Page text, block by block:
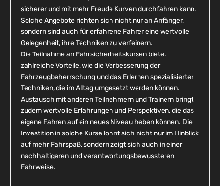
sicherer und mit mehr Freude Kurven durchfahren kann.
Solche Angebote richten sich nicht nur an Anfänger,
sondern sind auch für erfahrene Fahrer eine wertvolle
Gelegenheit, ihre Techniken zu verfeinern.
Die Teilnahme an Fahrsicherheitskursen bietet
zahlreiche Vorteile, wie die Verbesserung der
Fahrzeugbeherrschung und das Erlernen spezialisierter
Techniken, die im Alltag umgesetzt werden können.
Austausch mit anderen Teilnehmern und Trainern bringt
zudem wertvolle Erfahrungen und Perspektiven, die das
eigene Fahren auf ein neues Niveau heben können. Die
Investition in solche Kurse lohnt sich nicht nur im Hinblick
auf mehr Fahrspaß, sondern zeigt sich auch in einer
nachhaltigeren und verantwortungsbewussteren
Fahrweise.